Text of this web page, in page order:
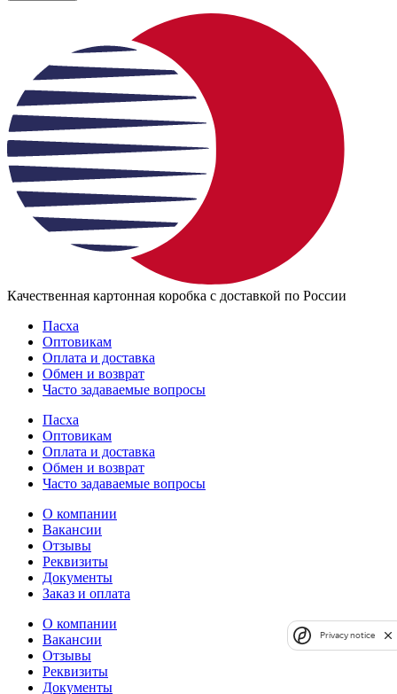
Качественная картонная коробка с доставкой по России
Пасха
Оптовикам
Оплата и доставка
Обмен и возврат
Часто задаваемые вопросы
Пасха
Оптовикам
Оплата и доставка
Обмен и возврат
Часто задаваемые вопросы
О компании
Вакансии
Отзывы
Реквизиты
Документы
Заказ и оплата
О компании
Вакансии
Отзывы
Реквизиты
Документы
Privacy notice